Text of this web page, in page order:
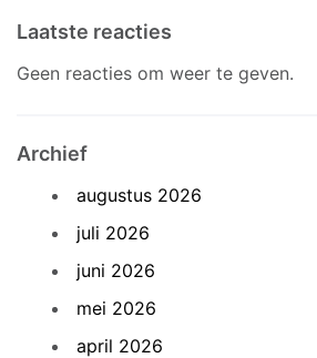
Laatste reacties
Geen reacties om weer te geven.
Archief
augustus 2026
juli 2026
juni 2026
mei 2026
april 2026